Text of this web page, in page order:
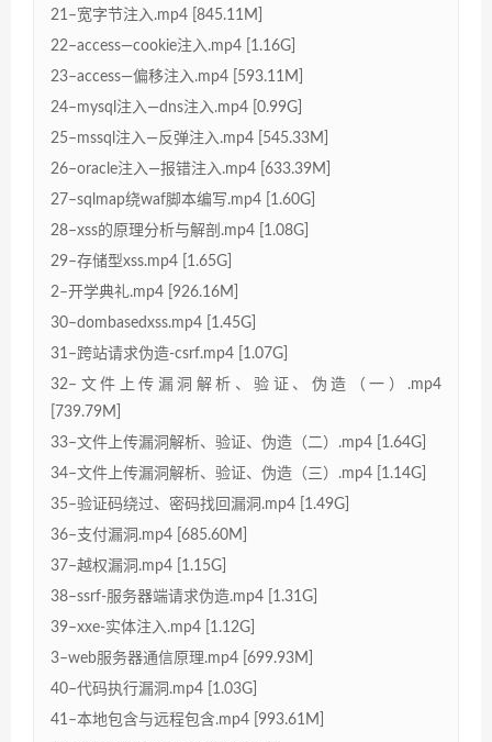
21–宽字节注入.mp4 [845.11M]
22–access—cookie注入.mp4 [1.16G]
23–access—偏移注入.mp4 [593.11M]
24–mysql注入—dns注入.mp4 [0.99G]
25–mssql注入—反弹注入.mp4 [545.33M]
26–oracle注入—报错注入.mp4 [633.39M]
27–sqlmap绕waf脚本编写.mp4 [1.60G]
28–xss的原理分析与解剖.mp4 [1.08G]
29–存储型xss.mp4 [1.65G]
2–开学典礼.mp4 [926.16M]
30–dombasedxss.mp4 [1.45G]
31–跨站请求伪造-csrf.mp4 [1.07G]
32–文件上传漏洞解析、验证、伪造（一）.mp4
[739.79M]
33–文件上传漏洞解析、验证、伪造（二）.mp4 [1.64G]
34–文件上传漏洞解析、验证、伪造（三）.mp4 [1.14G]
35–验证码绕过、密码找回漏洞.mp4 [1.49G]
36–支付漏洞.mp4 [685.60M]
37–越权漏洞.mp4 [1.15G]
38–ssrf-服务器端请求伪造.mp4 [1.31G]
39–xxe-实体注入.mp4 [1.12G]
3–web服务器通信原理.mp4 [699.93M]
40–代码执行漏洞.mp4 [1.03G]
41–本地包含与远程包含.mp4 [993.61M]